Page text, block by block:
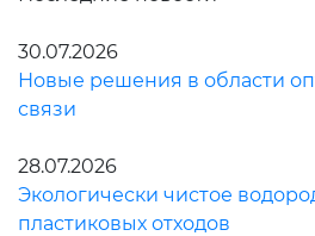
30.07.2026
Новые решения в области
связи
28.07.2026
Экологически чистое
пластиковых отходов